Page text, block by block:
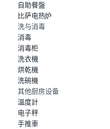
自助餐盤
比萨电热炉
洗与消毒
消毒
消毒柜
洗衣機
烘乾機
洗碗機
其他厨房设备
溫度計
电子秤
手推車